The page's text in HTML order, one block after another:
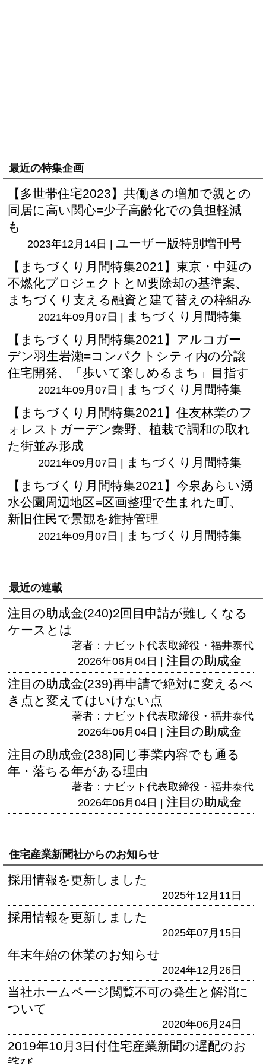
最近の特集企画
【多世帯住宅2023】共働きの増加で親との
同居に高い関心=少子高齢化での負担軽減
も
2023年12月14日 | ユーザー版特別増刊号
【まちづくり月間特集2021】東京・中延の
不燃化プロジェクトとM要除却の基準案、
まちづくり支える融資と建て替えの枠組み
2021年09月07日 | まちづくり月間特集
【まちづくり月間特集2021】アルコガー
デン羽生岩瀬=コンパクトシティ内の分譲
住宅開発、「歩いて楽しめるまち」目指す
2021年09月07日 | まちづくり月間特集
【まちづくり月間特集2021】住友林業のフ
ォレストガーデン秦野、植栽で調和の取れ
た街並み形成
2021年09月07日 | まちづくり月間特集
【まちづくり月間特集2021】今泉あらい湧
水公園周辺地区=区画整理で生まれた町、
新旧住民で景観を維持管理
2021年09月07日 | まちづくり月間特集
最近の連載
注目の助成金(240)2回目申請が難しくなる
ケースとは
著者：ナビット代表取締役・福井泰代
2026年06月04日 | 注目の助成金
注目の助成金(239)再申請で絶対に変えるべ
き点と変えてはいけない点
著者：ナビット代表取締役・福井泰代
2026年06月04日 | 注目の助成金
注目の助成金(238)同じ事業内容でも通る
年・落ちる年がある理由
著者：ナビット代表取締役・福井泰代
2026年06月04日 | 注目の助成金
住宅産業新聞社からのお知らせ
採用情報を更新しました
2025年12月11日
採用情報を更新しました
2025年07月15日
年末年始の休業のお知らせ
2024年12月26日
当社ホームページ閲覧不可の発生と解消に
ついて
2020年06月24日
2019年10月3日付住宅産業新聞の遅配のお